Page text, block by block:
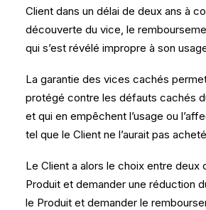
Client dans un délai de deux ans à
découverte du vice, le
qui s’est révélé impropre à son
La garantie des vices cachés
protégé contre les défauts cachés
et qui en empêchent l’usage ou
tel que le Client ne l’aurait pas
Le Client a alors le choix entre deux
Produit et demander une réduction
le Produit et demander le